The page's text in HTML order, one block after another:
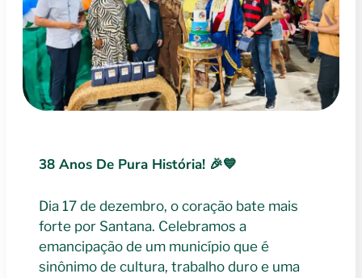
38 Anos De Pura História! 🎉💙
Dia 17 de dezembro, o coração bate mais
forte por Santana. Celebramos a
emancipação de um município que é
sinônimo de cultura, trabalho duro e uma